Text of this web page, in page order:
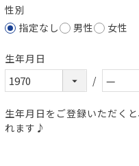
性別
指定なし
男性 女性
生年月日
生年月日をご登録いただく
れます♪